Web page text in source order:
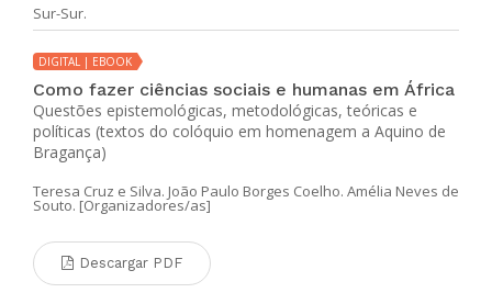
Sur-Sur.
DIGITAL | EBOOK
Como fazer ciências sociais e humanas em África
Questões epistemológicas, metodológicas, teóricas e
políticas (textos do colóquio em homenagem a Aquino de
Bragança)
Teresa Cruz e Silva. João Paulo Borges Coelho. Amélia Neves de
Souto. [Organizadores/as]
Descargar PDF